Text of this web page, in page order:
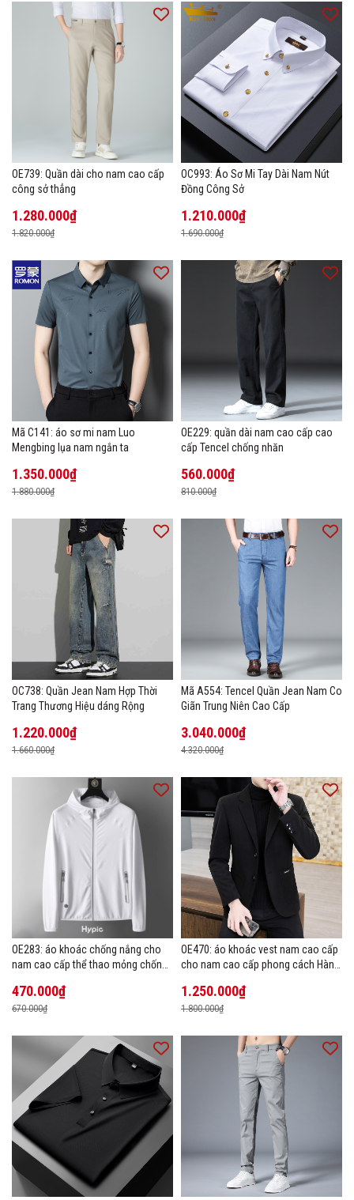
OE739: Quần dài cho nam cao cấp
công sở thẳng
1.280.000₫
1.820.000₫
OC993: Áo Sơ Mi Tay Dài Nam Nút
Đồng Công Sở
1.210.000₫
1.690.000₫
Mã C141: áo sơ mi nam Luo
Mengbing lụa nam ngắn ta
1.350.000₫
1.880.000₫
OE229: quần dài nam cao cấp cao
cấp Tencel chống nhăn
560.000₫
810.000₫
OC738: Quần Jean Nam Hợp Thời
Trang Thương Hiệu dáng Rộng
1.220.000₫
1.660.000₫
Mã A554: Tencel Quần Jean Nam Co
Giãn Trung Niên Cao Cấp
3.040.000₫
4.320.000₫
OE283: áo khoác chống nắng cho
nam cao cấp thể thao mỏng chống
470.000₫
670.000₫
OE470: áo khoác vest nam cao cấp
cho nam cao cấp phong cách Hàn
1.250.000₫
1.800.000₫